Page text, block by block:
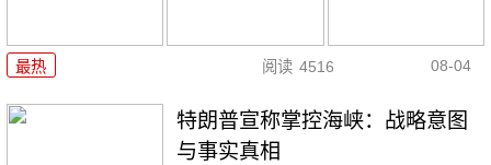
最热 阅读 4516 08-04
特朗普宣称掌控海峡：战略意图
与事实真相